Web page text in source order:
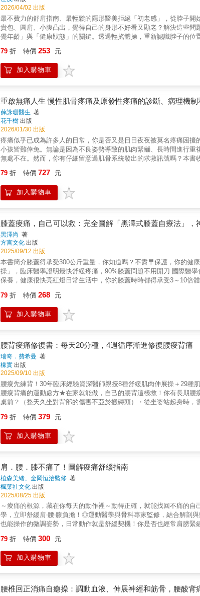
直角，高舉至頭部上方；以手肘畫圓，慢慢放下雙臂。►腰痛【檢查
【鍛鍊】：仰躺併攏雙膝並屈起，分別將左右骨盆朝頭部方向移動
狀和疾病，包括：風濕痛、閃到腰、五十肩、頸椎痛、中風偏癱、
經失調等20種以上久痛難治的病痛！ 九成的慢性疼痛，源自於關節
得獎治療師，獨創「關節復位術」，短短10秒，解痠止痛超有感！
頸、背部、髖部、腳踝、眼耳、頭部，九大部位完整照護！
2026/04/02 出版
最不費力的舒肩指南、最輕鬆的隱形醫美拒絕「初老感」，從脖子
貴包、圓肩、小腹凸出，覺得自己的身形不好看又顯老？解決這些
覺年齡」與「健康狀態」的關鍵。透過輕搖體操，重新認識脖子的
搖體操，從根本解決駝背與背部老化問題。●臉部輪廓的救星，下顎
過針對性的「下巴輕搖」與「脖子輕搖」練習，拉提臉部線條並淡
淺出地解釋「呼吸淺短」如何加速老化，並教導如何透過「會呼吸
頭看手機、電腦，肩頸痠痛者‧明明不胖但卻有雙下巴‧想要改善駝背
以幫助你……‧改善腰痠背痛‧衣服選小一號‧頸紋變少‧輪廓緊緻本書
字說明
79 折 特價 253 元
加入購物車
重啟無痛人生 慢性肌骨疼痛及原發性疼痛的診斷、病理機制
薛詠珊醫生 著
花千樹 出版
2026/01/30 出版
疼痛似乎已成為許多人的日常，你是否又是日日夜夜被莫名疼痛困
小孩皆難倖免。無論是因為不良姿勢導致的肌肉緊繃、長時間進行
無處不在。然而，你有仔細留意過肌骨系統發出的求救訊號嗎？本書
現「鎖住」、動彈不得的情況，怎麽辦？• 只有網球運動員才會患上
和梨狀肌綜合症？• 退化性膝關節炎一定要做手術？• 每日跑步竟然
足無法矯正？• 全身肌肉緊繃，睡眠質素差，又提不起勁，暗藏何
提醒我們採取行動。如未能及時處理急性疼痛，此時痛楚已不僅是
生面見過無數病人，她把基層醫療的常見病例結集成書，為慢性疼
痛的身心。所有內容均建基於醫學實證和作者的學術與臨床經驗，
面診情況及醫生給予的處方和建議，輔以簡易醫學解剖圖解來說明
錄還列出逾500個與痛症相關的中英詞彙，方便讀者參照。◎ 書中
用對象，還附有真人圖解，希望大家安在家中也能預防和治療慢性疼
79 折 特價 727 元
加入購物車
膝蓋痠痛，自己可以救：完全圖解「黑澤式膝蓋自療法」，
黑澤尚 著
方言文化 出版
2025/09/12 出版
本書簡介膝蓋得承受300公斤重量，你知道嗎？不盡早保護，你的健
操」，臨床醫學證明最快舒緩疼痛，90%膝蓋問題不用開刀 國際醫學會認證（OARSI），第一優先使用！●膝蓋時時承受超過150公斤衝擊！輕忽
保養，健康很快亮紅燈日常生活中，你的膝蓋時時都得承受3～10倍
便、長期臥病在床。況且你也會因痠痛不敢使力、活動，而使肌力
少，你知道嗎？日本順天堂名醫幫你診斷日日承受巨大衝擊的膝蓋
撐，藉此減輕膝蓋的負擔，幫助其順暢活動，但也因為膝關節包藏
膝蓋自療法，國際醫學會認證，優先第一使用絕大部分的膝蓋問題
期，只會感覺膝關節有點僵硬而容易忽視，最後演變成劇烈的疼痛
性膝關節炎所造成，以及趕緊運用「黑澤式膝蓋自療法」，便可阻
操」開始操作來立即緩解疼痛，再運用「仰躺＋側臥抬腳」、「靠
囊、關節軟骨、骨骼等組織，讓膝關節產生安定作用，很快就有顯
痛再度發生。「黑澤式膝蓋自療法」雖然神奇卻較少人知道，可說
準，更獲得國際醫學機構認證為『最初階段的第一優先採用方法』
療法！根據醫理科學，從根本改善、痊癒！膝蓋疼痛多出自於退化
緩疼痛，無法根除問題。黑澤尚醫師發明的「黑澤式膝蓋自療法」
骨、滑膜，在一定範圍內受到溫和力量影響►►發炎型細胞激素逐
細胞激素」►►發炎部位逐漸痊癒，疼痛感消失，關節產生安定效果
減輕疼痛，更能有效預防症狀復發。 黑澤尚醫師不僅教你就診時
外科手術可選擇，各自的優缺點，以及可靠的輔助療法等。更值得
免，以及萬一不幸發生了「退化性膝關節炎」，在醫院檢查與診治
再復發。《膝蓋痠痛，自己可以救》絕對是一本，讓你完全康復與
膝痛成因歸納．國際醫學會OARSI醫療指南：膝關節治療法，第一
親自傳授！
79 折 特價 268 元
加入購物車
腰背痠痛修復書：每天20分種，4週循序漸進修復腰痠背痛
瑞奇．費希曼 著
橡實 出版
2025/09/10 出版
腰痠先練背！30年臨床經驗資深醫師親授8種舒緩肌肉伸展操＋29
腰痠背痛的運動處方★在家就能做，自己的腰背這樣救！你有長期
桌前？（整天久坐對背部的傷害不亞於搬磚頭）・從坐姿站起身時
辦公室的上班族或操作機具的作業員，都會受到下背疼痛的影響。
足、久坐、沒時間也沒精力運動、壓力過大等等。脊骨神經照護在
許多人來說，不論造成腰背痠痛的原因為何，最有效的修復方式，
中等(中強度操) 4.進階(高強度操) 舒緩肌肉的八種伸展操1.鴿式臀肌
肌伸展 6.站立股四頭肌伸展 7.蝴蝶式內收肌伸展 8.仰躺翹腿梨狀肌
斜運動・初級捲腹・伏地挺身／調整版蛇式・捲腹・仰臥扭轉・俯臥
作・基本棒式・側棒式・瑜伽球捲腹・瑜伽球仰臥扭轉・瑜伽球俯
蟲式9種高強度動作・登山者棒式・單腳棒式・單手單腳棒式・交叉
腿・翻滾香蕉
79 折 特價 379 元
加入購物車
肩．腰．膝不痛了！圖解痠痛舒緩指南
植森美緒、金岡恒治監修 著
楓葉社文化 出版
2025/08/25 出版
～痠痛的根源，藏在你每天的動作裡～動得正確，就能找回不痛的
學，立即舒緩肩‧腰‧膝負擔！◎運動醫學與骨科專家監修，結合解
也能操作的微調姿勢，日常動作就是舒緩契機！你是否也經常肩膀
睡姿、換衣方式，到使用手機、搬東西的習慣，每一個小細節都可
說明肩、腰、膝三大問題部位的緩解動作，從站姿、坐姿、洗臉、
醫學專家金岡恒治教授監修，以專業視角補充動作背後的身體機制
體，找回自由行動的喜悅。無論是上班族、照顧者、銀髮族，還是
79 折 特價 300 元
加入購物車
腰椎回正消痛自癒操：調動血液、伸展神經和筋骨，腰酸背